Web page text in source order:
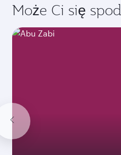
Może Ci się